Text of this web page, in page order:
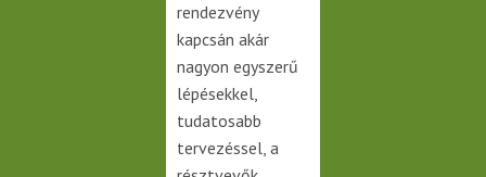
rendezvény
kapcsán akár
nagyon egyszerű
lépésekkel,
tudatosabb
tervezéssel, a